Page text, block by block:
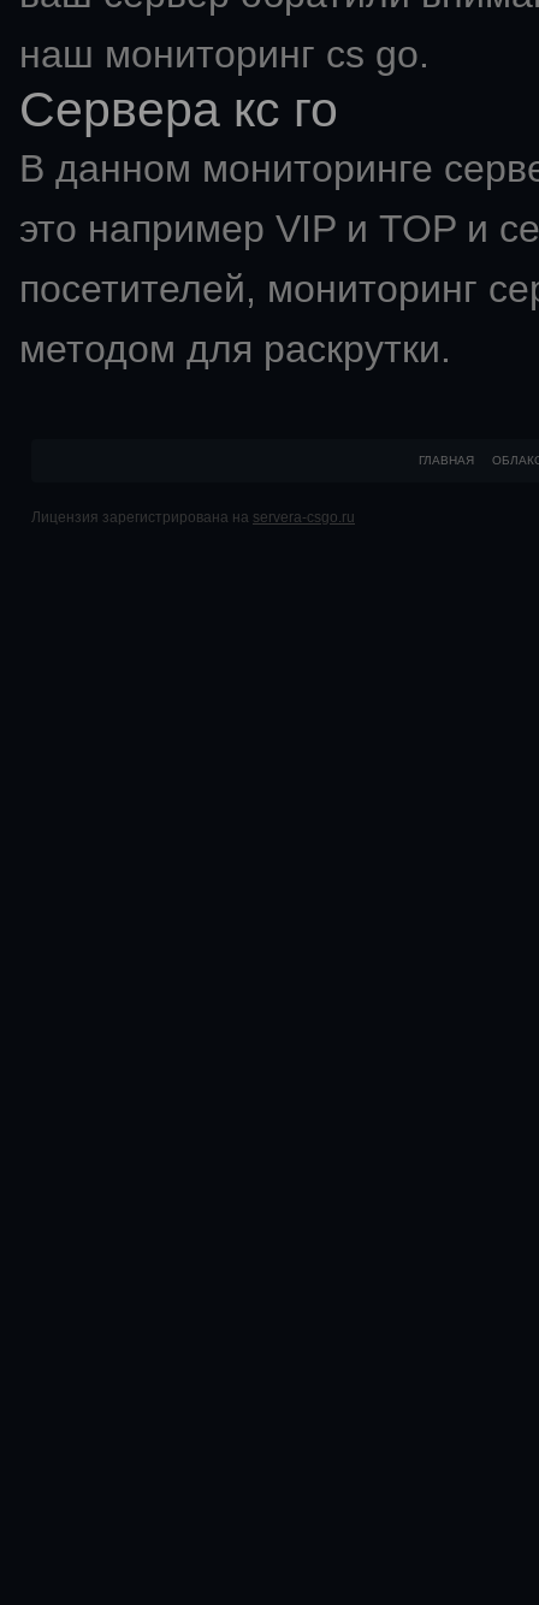
наш мониторинг cs go.
Сервера кс го
В данном мониторинге
это например VIP и TOP и
посетителей, мониторинг
методом для раскрутки.
ГЛАВНАЯ
Лицензия зарегистрирована на servera-csgo.ru